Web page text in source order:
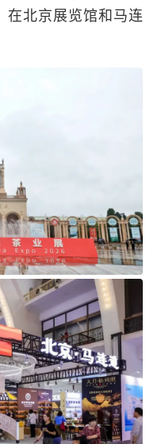
在北京展览馆和马连